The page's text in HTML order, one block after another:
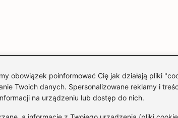
obowiązek poinformować Cię jak działają pliki
Twoich danych. Spersonalizowane reklamy i
na urządzeniu lub dostęp do nich.